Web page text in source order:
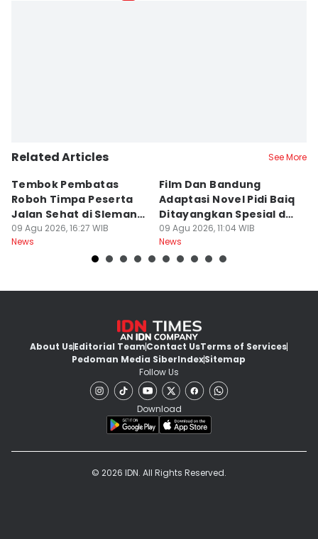
Related Articles See More
Tembok Pembatas
Roboh Timpa Peserta
Jalan Sehat di Sleman,
10 Orang Luka
09 Agu 2026, 16:27 WIB
News
Film Dan Bandung
Adaptasi Novel Pidi Baiq
Ditayangkan Spesial di
Jogja
09 Agu 2026, 11:04 WIB
News
About UsEditorial TeamContact UsTerms of Services
Pedoman Media SiberIndexSitemap
Follow Us
Download
© 2026 IDN. All Rights Reserved.